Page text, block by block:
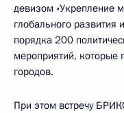
девизом «Укрепление
глобального развития
порядка 200
мероприятий, которые
городов.
При этом встречу